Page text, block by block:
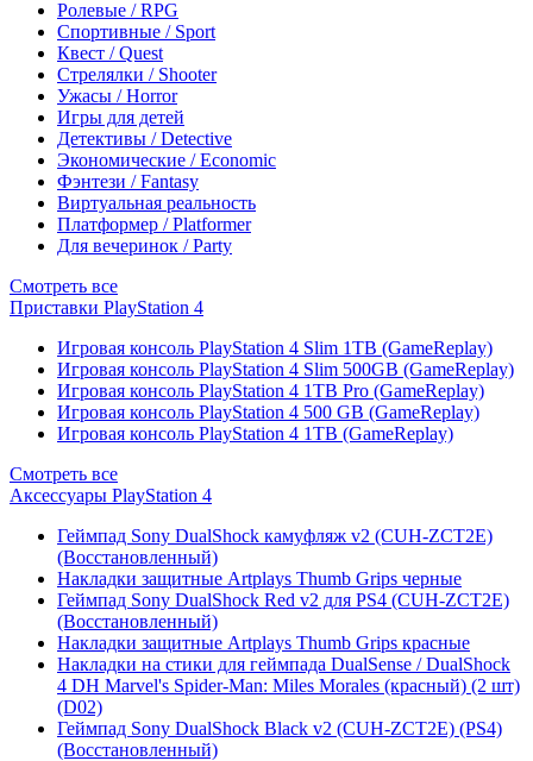
Ролевые / RPG
Спортивные / Sport
Квест / Quest
Стрелялки / Shooter
Ужасы / Horror
Игры для детей
Детективы / Detective
Экономические / Economic
Фэнтези / Fantasy
Виртуальная реальность
Платформер / Platformer
Для вечеринок / Party
Смотреть все
Приставки PlayStation 4
Игровая консоль PlayStation 4 Slim 1TB (GameReplay)
Игровая консоль PlayStation 4 Slim 500GB (GameReplay)
Игровая консоль PlayStation 4 1TB Pro (GameReplay)
Игровая консоль PlayStation 4 500 GB (GameReplay)
Игровая консоль PlayStation 4 1TB (GameReplay)
Смотреть все
Аксессуары PlayStation 4
Геймпад Sony DualShock камуфляж v2 (CUH-ZCT2E)
(Восстановленный)
Накладки защитные Artplays Thumb Grips черные
Геймпад Sony DualShock Red v2 для PS4 (CUH-ZCT2E)
(Восстановленный)
Накладки защитные Artplays Thumb Grips красные
Накладки на стики для геймпада DualSense / DualShock
4 DH Marvel's Spider-Man: Miles Morales (красный) (2 шт)
(D02)
Геймпад Sony DualShock Black v2 (CUH-ZCT2E) (PS4)
(Восстановленный)